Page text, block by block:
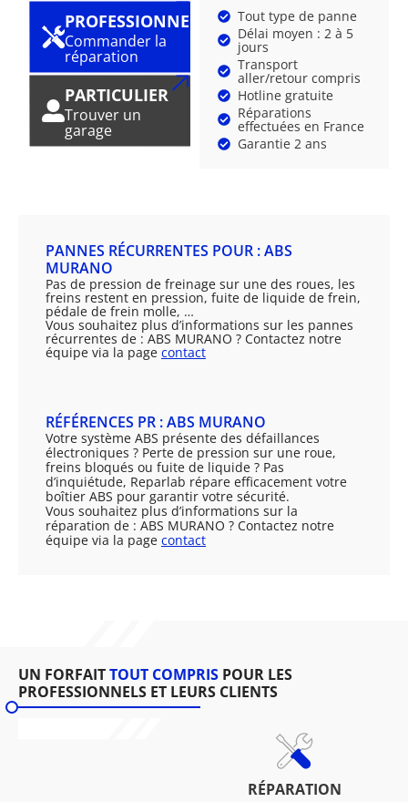
PROFESSIONNEL
Commander la
réparation
PARTICULIER
Trouver un
garage
Tout type de panne
Délai moyen : 2 à 5
jours
Transport
aller/retour compris
Hotline gratuite
Réparations
effectuées en France
Garantie 2 ans
PANNES RÉCURRENTES POUR : ABS
MURANO
Pas de pression de freinage sur une des roues, les
freins restent en pression, fuite de liquide de frein,
pédale de frein molle, …
Vous souhaitez plus d’informations sur les pannes
récurrentes de : ABS MURANO ? Contactez notre
équipe via la page contact
RÉFÉRENCES PR : ABS MURANO
Votre système ABS présente des défaillances
électroniques ? Perte de pression sur une roue,
freins bloqués ou fuite de liquide ? Pas
d’inquiétude, Reparlab répare efficacement votre
boîtier ABS pour garantir votre sécurité.
Vous souhaitez plus d’informations sur la
réparation de : ABS MURANO ? Contactez notre
équipe via la page contact
UN FORFAITTOUT COMPRIS POUR LES
PROFESSIONNELS ET LEURS CLIENTS
RÉPARATION